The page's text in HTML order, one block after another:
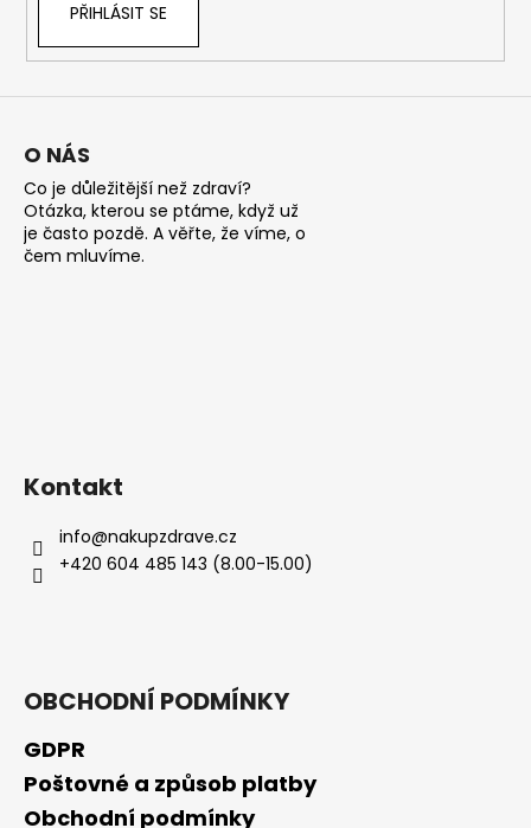
PŘIHLÁSIT SE
O NÁS
Co je důležitější než zdraví?
Otázka, kterou se ptáme, když už
je často pozdě. A věřte, že víme, o
čem mluvíme.
Kontakt
info@nakupzdrave.cz
+420 604 485 143 (8.00-15.00)
OBCHODNÍ PODMÍNKY
GDPR
Poštovné a způsob platby
Obchodní podmínky